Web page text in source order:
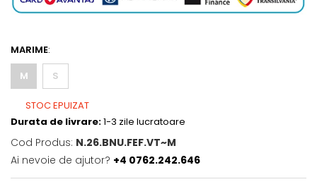
MARIME:
M
S
STOC EPUIZAT
Durata de livrare:1-3 zile lucratoare
Cod Produs: N.26.BNU.FEF.VT~M
Ai nevoie de ajutor? +4 0762.242.646